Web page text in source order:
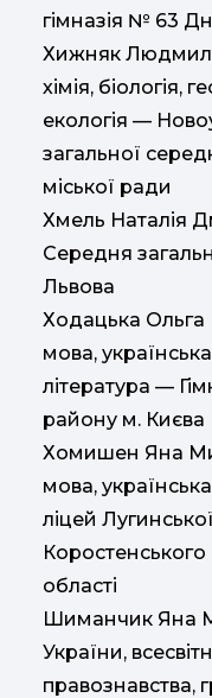
гімназія № 63
Хижняк
хімія, біологія,
екологія —
загальної
міської ради
Хмель Наталія
Середня
Львова
Ходацька Ольга
мова,
література —
району м. Києва
Хомишен Яна
мова,
ліцей
області
Шиманчик Яна
України,
правознавства,